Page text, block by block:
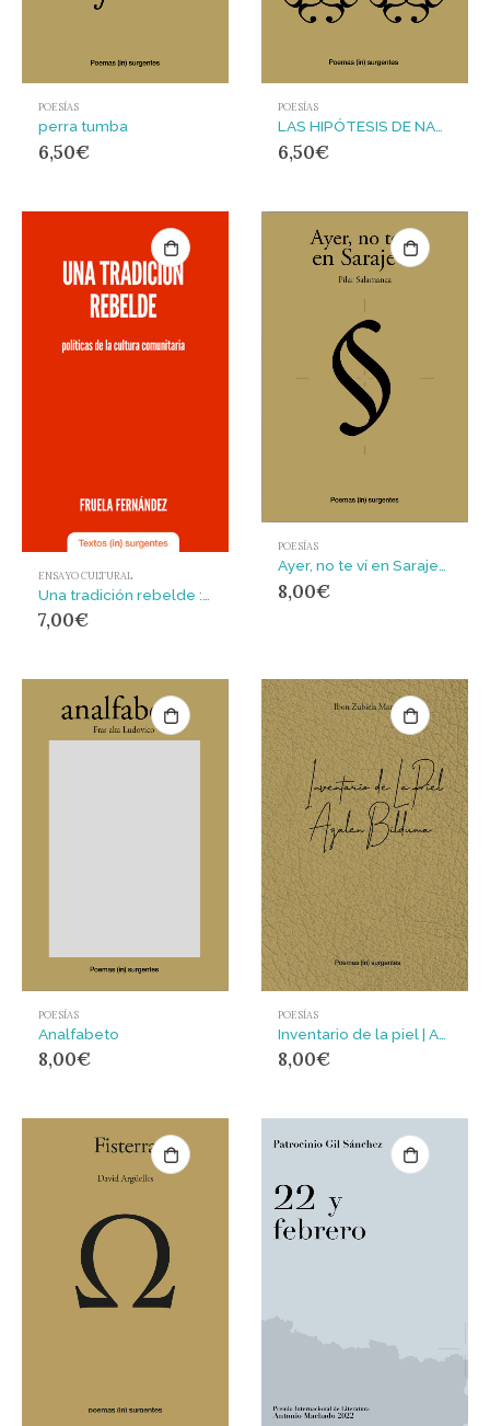
POESÍAS
perra tumba
6,50€
POESÍAS
6,50€
ENSAYO CULTURAL
7,00€
POESÍAS
8,00€
POESÍAS
Analfabeto
8,00€
POESÍAS
8,00€